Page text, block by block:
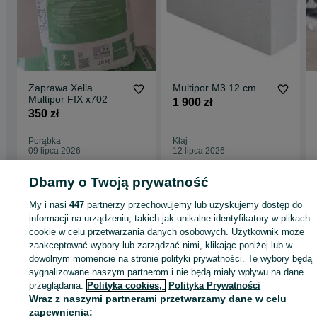
Hurtownia czynna:
Od Poniedziałku do Piątku w godzinach 7.00 - 16.00
Sobota od 7.30 do 13.00
Zapraszamy do kontaktu mamy dwudziestoletnie doświadczenie w
dociepleniach.
Zaprawa Xella
Multipor FIX x702
350 zł
Porąbka
09 lipca 2026
Multipor M3 12 cm
1 900 zł
Kłaj
12 lipca 2026
Styropian - Śląskie
Styropian - Bielsko-Biała
KATEGORIA
ID:521365567 Wyświetlenia:
Dbamy o Twoją prywatność
My i nasi447 partnerzy przechowujemy lub uzyskujemy dostęp do
informacji na urządzeniu, takich jak unikalne identyfikatory w plikach
cookie w celu przetwarzania danych osobowych. Użytkownik może
zaakceptować wybory lub zarządzać nimi, klikając poniżej lub w
dowolnym momencie na stronie polityki prywatności. Te wybory będą
sygnalizowane naszym partnerom i nie będą miały wpływu na dane
przeglądania. Polityka cookies, Polityka Prywatności
Wraz z naszymi partnerami przetwarzamy dane w celu
zapewnienia: